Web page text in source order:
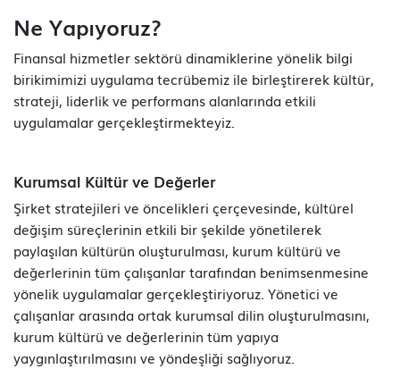
Ne Yapıyoruz?
Finansal hizmetler sektörü dinamiklerine yönelik bilgi
birikimimizi uygulama tecrübemiz ile birleştirerek kültür,
strateji, liderlik ve performans alanlarında etkili
uygulamalar gerçekleştirmekteyiz.
Kurumsal Kültür ve Değerler
Şirket stratejileri ve öncelikleri çerçevesinde, kültürel
değişim süreçlerinin etkili bir şekilde yönetilerek
paylaşılan kültürün oluşturulması, kurum kültürü ve
değerlerinin tüm çalışanlar tarafından benimsenmesine
yönelik uygulamalar gerçekleştiriyoruz. Yönetici ve
çalışanlar arasında ortak kurumsal dilin oluşturulmasını,
kurum kültürü ve değerlerinin tüm yapıya
yaygınlaştırılmasını ve yöndeşliği sağlıyoruz.